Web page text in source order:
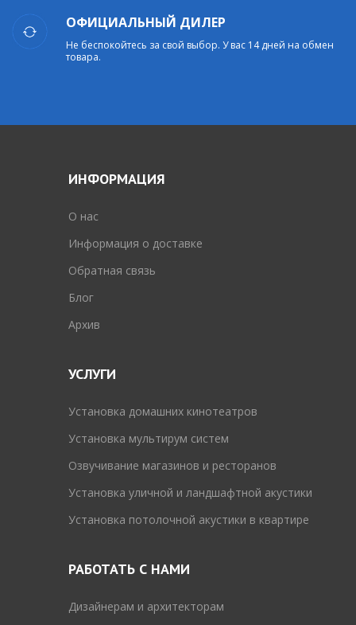
ОФИЦИАЛЬНЫЙ ДИЛЕР
Не беспокойтесь за свой выбор. У вас 14 дней на обмен
товара.
ИНФОРМАЦИЯ
O нас
Информация о доставке
Обратная связь
Блог
Архив
УСЛУГИ
Установка домашних кинотеатров
Установка мультирум систем
Озвучивание магазинов и ресторанов
Установка уличной и ландшафтной акустики
Установка потолочной акустики в квартире
РАБОТАТЬ С НАМИ
Дизайнерам и архитекторам